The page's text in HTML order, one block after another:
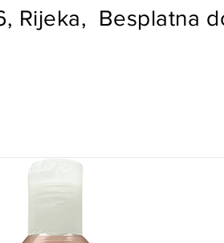
Rijeka, Besplatna